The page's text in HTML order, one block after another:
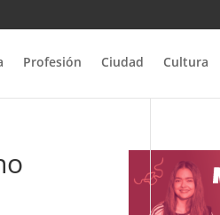
Profesión Ciudad Cultura